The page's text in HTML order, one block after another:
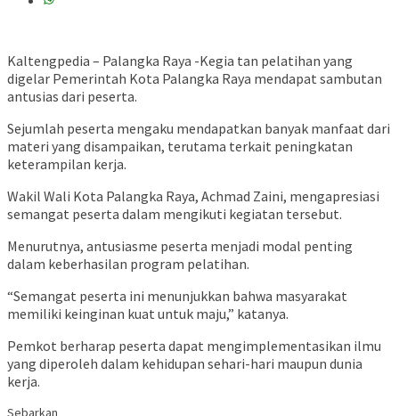
Kaltengpedia – Palangka Raya -Kegia tan pelatihan yang
digelar Pemerintah Kota Palangka Raya mendapat sambutan
antusias dari peserta.
Sejumlah peserta mengaku mendapatkan banyak manfaat dari
materi yang disampaikan, terutama terkait peningkatan
keterampilan kerja.
Wakil Wali Kota Palangka Raya, Achmad Zaini, mengapresiasi
semangat peserta dalam mengikuti kegiatan tersebut.
Menurutnya, antusiasme peserta menjadi modal penting
dalam keberhasilan program pelatihan.
“Semangat peserta ini menunjukkan bahwa masyarakat
memiliki keinginan kuat untuk maju,” katanya.
Pemkot berharap peserta dapat mengimplementasikan ilmu
yang diperoleh dalam kehidupan sehari-hari maupun dunia
kerja.
Sebarkan